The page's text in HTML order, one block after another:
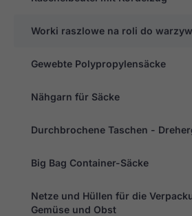
Worki raszlowe na roli do warzyw
Gewebte Polypropylensäcke
Nähgarn für Säcke
Durchbrochene Taschen -
Big Bag Container-Säcke
Netze und Hüllen für die
Gemüse und Obst